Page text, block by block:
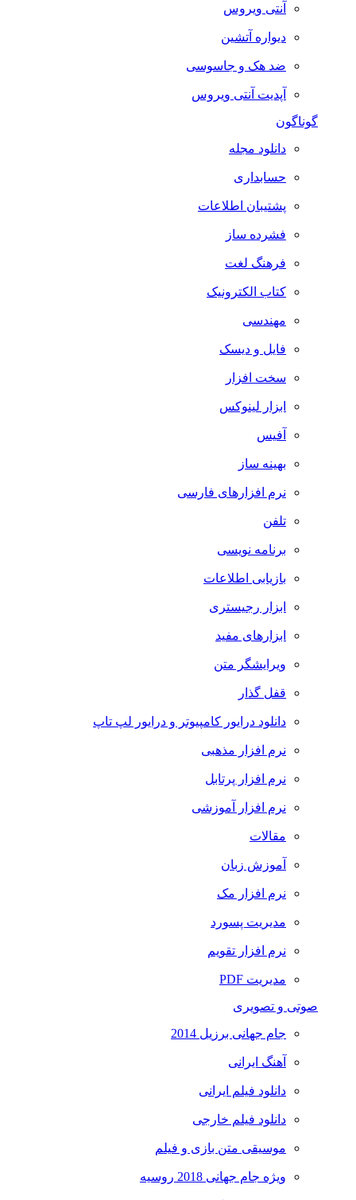
آنتی ویروس
دیواره آتشین
ضد هک و جاسوسی
آپدیت آنتی ویروس
گوناگون
دانلود مجله
حسابداری
پشتیبان اطلاعات
فشرده ساز
فرهنگ لغت
کتاب الکترونیک
مهندسی
فایل و دیسک
سخت افزار
ابزار لینوکس
آفیس
بهینه ساز
نرم افزارهای فارسی
تلفن
برنامه نویسی
بازیابی اطلاعات
ابزار رجیستری
ابزارهای مفید
ویرایشگر متن
قفل گذار
دانلود درایور کامپیوتر و درایور لپ تاپ
نرم افزار مذهبی
نرم افزار پرتابل
نرم افزار آموزشی
مقالات
آموزش زبان
نرم افزار مک
مدیریت پسورد
نرم افزار تقویم
مدیریت PDF
صوتی و تصویری
جام جهانی برزیل 2014
آهنگ ایرانی
دانلود فیلم ایرانی
دانلود فیلم خارجی
موسیقی متن بازی و فیلم
ویژه جام جهانی 2018 روسیه